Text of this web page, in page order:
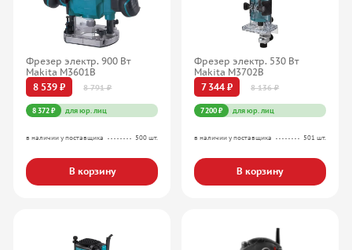
Фрезер электр. 900 Вт
Makita M3601B
8 539 ₽
8 791 ₽
8 372 ₽ для юр. лиц
в наличии у поставщика 500 шт.
В корзину
Фрезер электр. 530 Вт
Makita M3702B
7 344 ₽
8 136 ₽
7 200 ₽ для юр. лиц
в наличии у поставщика 501 шт.
В корзину